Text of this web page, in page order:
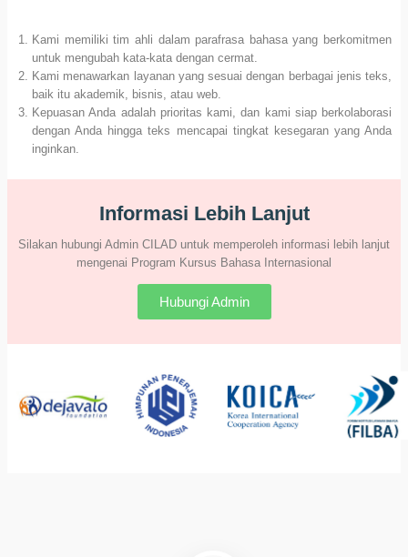
Kami memiliki tim ahli dalam parafrasa bahasa yang berkomitmen
untuk mengubah kata-kata dengan cermat.
Kami menawarkan layanan yang sesuai dengan berbagai jenis teks,
baik itu akademik, bisnis, atau web.
Kepuasan Anda adalah prioritas kami, dan kami siap berkolaborasi
dengan Anda hingga teks mencapai tingkat kesegaran yang Anda
inginkan.
Informasi Lebih Lanjut
Silakan hubungi Admin CILAD untuk memperoleh informasi lebih lanjut
mengenai Program Kursus Bahasa Internasional
Hubungi Admin